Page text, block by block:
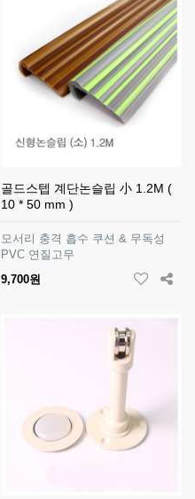
골드스텝 계단논슬립 小 1.2M (
10 * 50 mm )
모서리 충격 흡수 쿠션 & 무독성
PVC 연질고무
9,700원